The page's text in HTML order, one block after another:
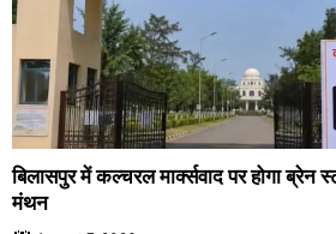
बिलासपुर में कल्चरल मार्क्सवाद पर होगा ब्रेन
मंथन